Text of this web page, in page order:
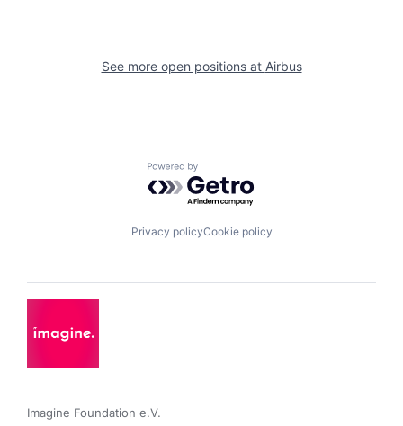
See more open positions at Airbus
Powered by Getro.com
Privacy policyCookie policy
Imagine Foundation e.V.